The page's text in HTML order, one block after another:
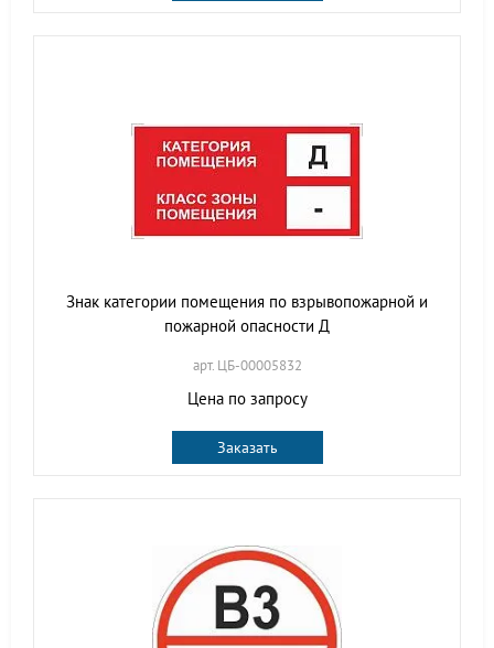
Знак категории помещения по взрывопожарной и
пожарной опасности Д
арт. ЦБ-00005832
Цена по запросу
Заказать